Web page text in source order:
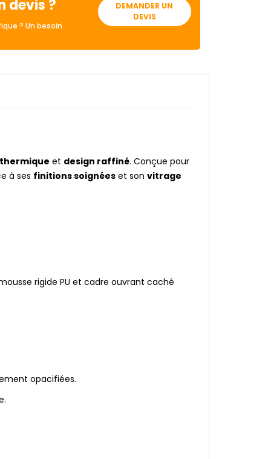
devis ?
? Un besoin
DEMANDER UN
DEVIS
et design raffiné. Conçue pour
à ses finitions soignées et son vitrage
rigide PU et cadre ouvrant caché
opacifiées.